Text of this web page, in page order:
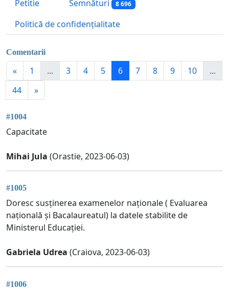
Petitie Semnături 8 696
Politică de confidențialitate
Comentarii
« 1 ... 3 4 5 6 7 8 9 10
...
44
»
#1004
Capacitate
Mihai Jula (Orastie, 2023-06-03)
#1005
Doresc susținerea examenelor naționale ( Evaluarea
națională și Bacalaureatul) la datele stabilite de
Ministerul Educației.
Gabriela Udrea (Craiova, 2023-06-03)
#1006